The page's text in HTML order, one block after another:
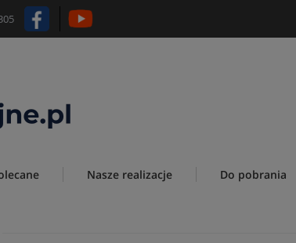
Nasze realizacje Do pobrania